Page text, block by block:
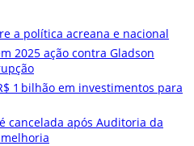
a política acreana e nacional
2025 ação contra Gladson
1 bilhão em investimentos para
cancelada após Auditoria da